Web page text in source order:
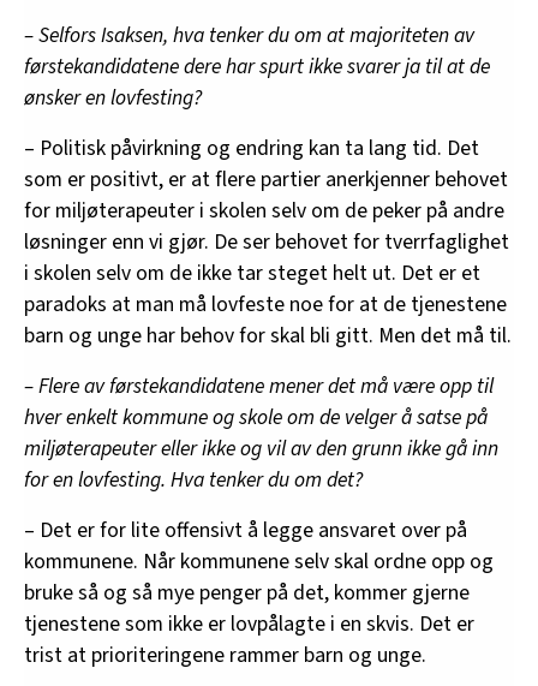
– Selfors Isaksen, hva tenker du om at majoriteten av
førstekandidatene dere har spurt ikke svarer ja til at de
ønsker en lovfesting?
– Politisk påvirkning og endring kan ta lang tid. Det
som er positivt, er at flere partier anerkjenner behovet
for miljøterapeuter i skolen selv om de peker på andre
løsninger enn vi gjør. De ser behovet for tverrfaglighet
i skolen selv om de ikke tar steget helt ut. Det er et
paradoks at man må lovfeste noe for at de tjenestene
barn og unge har behov for skal bli gitt. Men det må til.
– Flere av førstekandidatene mener det må være opp til
hver enkelt kommune og skole om de velger å satse på
miljøterapeuter eller ikke og vil av den grunn ikke gå inn
for en lovfesting. Hva tenker du om det?
– Det er for lite offensivt å legge ansvaret over på
kommunene. Når kommunene selv skal ordne opp og
bruke så og så mye penger på det, kommer gjerne
tjenestene som ikke er lovpålagte i en skvis. Det er
trist at prioriteringene rammer barn og unge.